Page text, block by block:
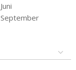
Juni
September